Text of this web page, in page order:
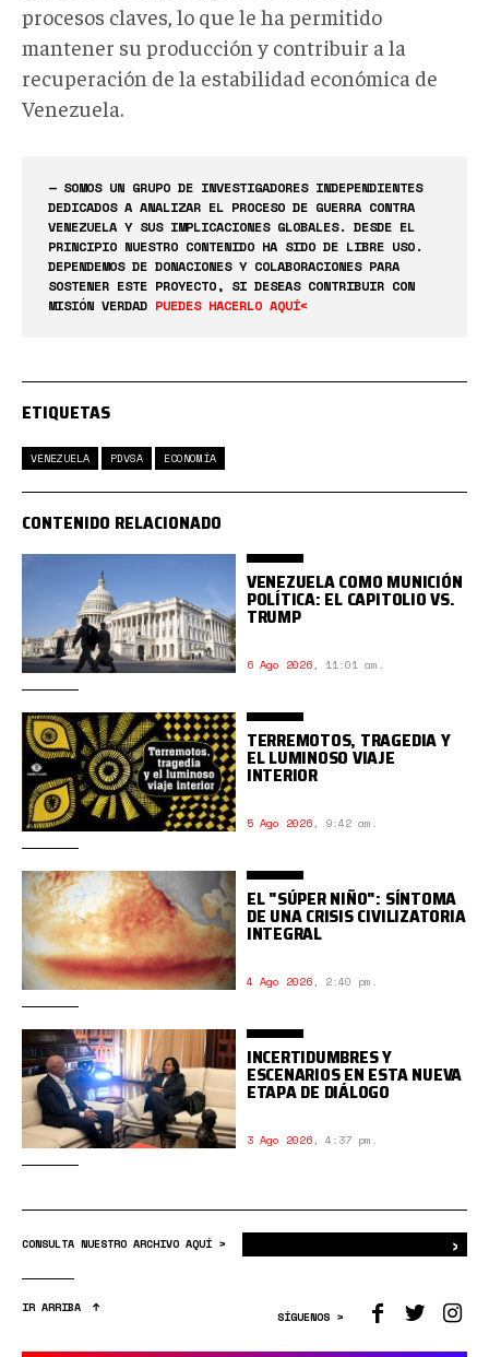
procesos claves, lo que le ha permitido
mantener su producción y contribuir a la
recuperación de la estabilidad económica de
Venezuela.
— SOMOS UN GRUPO DE INVESTIGADORES INDEPENDIENTES
DEDICADOS A ANALIZAR EL PROCESO DE GUERRA CONTRA
VENEZUELA Y SUS IMPLICACIONES GLOBALES. DESDE EL
PRINCIPIO NUESTRO CONTENIDO HA SIDO DE LIBRE USO.
DEPENDEMOS DE DONACIONES Y COLABORACIONES PARA
SOSTENER ESTE PROYECTO, SI DESEAS CONTRIBUIR CON
MISIÓN VERDAD PUEDES HACERLO AQUÍ<
ETIQUETAS
VENEZUELA PDVSA ECONOMÍA
CONTENIDO RELACIONADO
VENEZUELA COMO MUNICIÓN
POLÍTICA: EL CAPITOLIO VS.
TRUMP
6 Ago 2026, 11:01 am.
TERREMOTOS, TRAGEDIA Y
EL LUMINOSO VIAJE
INTERIOR
5 Ago 2026, 9:42 am.
EL "SÚPER NIÑO": SÍNTOMA
DE UNA CRISIS CIVILIZATORIA
INTEGRAL
4 Ago 2026, 2:40 pm.
INCERTIDUMBRES Y
ESCENARIOS EN ESTA NUEVA
ETAPA DE DIÁLOGO
3 Ago 2026, 4:37 pm.
CONSULTA NUESTRO ARCHIVO AQUÍ > ›
IR ARRIBA
SÍGUENOS >